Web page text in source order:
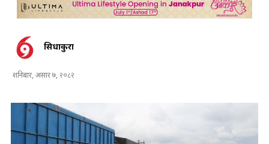
सिधाकुरा
शनिबार, असार ७, २०८२